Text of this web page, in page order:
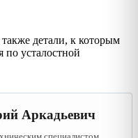
детали, к которым
по усталостной
Аркадьевич